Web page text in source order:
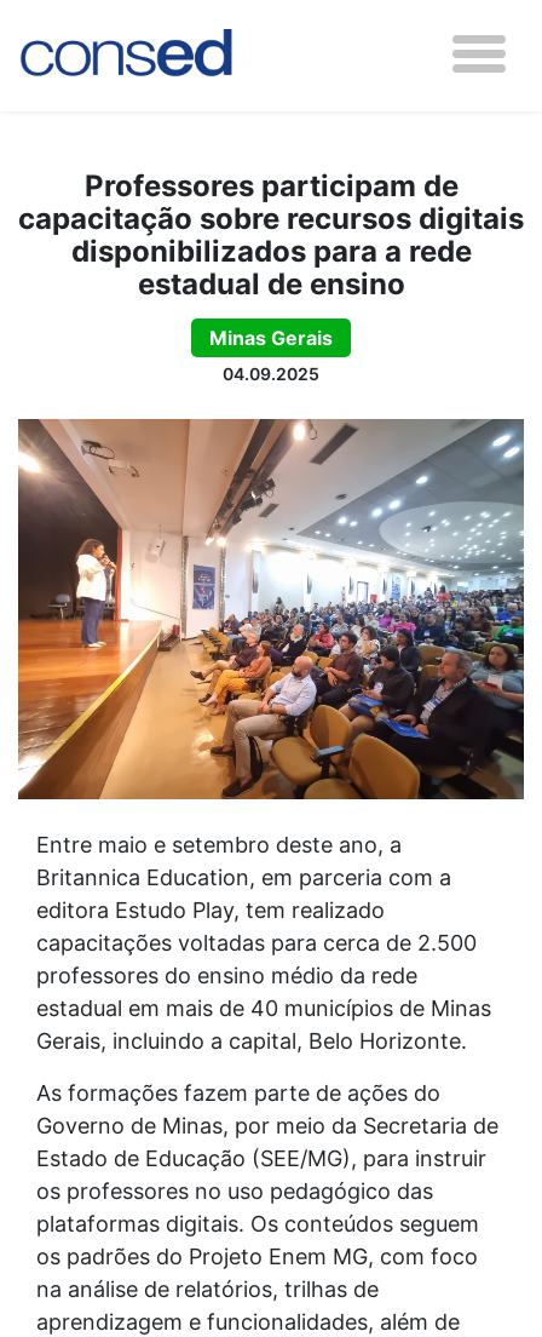
Professores participam de
capacitação sobre recursos digitais
disponibilizados para a rede
estadual de ensino
Minas Gerais
04.09.2025
Entre maio e setembro deste ano, a
Britannica Education, em parceria com a
editora Estudo Play, tem realizado
capacitações voltadas para cerca de 2.500
professores do ensino médio da rede
estadual em mais de 40 municípios de Minas
Gerais, incluindo a capital, Belo Horizonte.
As formações fazem parte de ações do
Governo de Minas, por meio da Secretaria de
Estado de Educação (SEE/MG), para instruir
os professores no uso pedagógico das
plataformas digitais. Os conteúdos seguem
os padrões do Projeto Enem MG, com foco
na análise de relatórios, trilhas de
aprendizagem e funcionalidades, além de